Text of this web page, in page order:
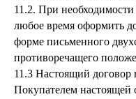
11.2. При
любое время оформить
форме письменного
противоречащего
11.3 Настоящий договор
Покупателем настоящей